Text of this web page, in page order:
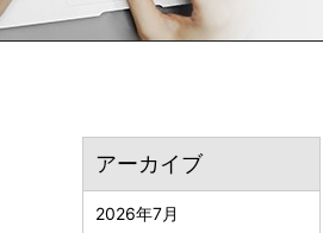
アーカイブ
2026年7月